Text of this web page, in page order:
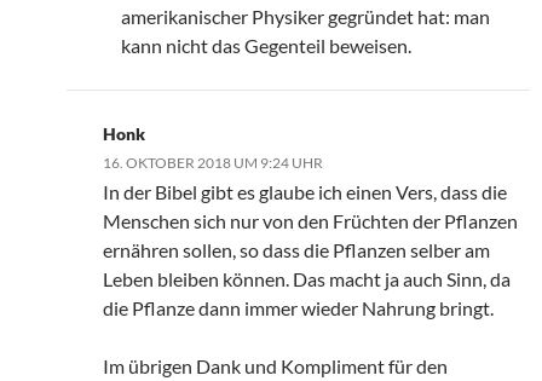
amerikanischer Physiker gegründet hat: man
kann nicht das Gegenteil beweisen.
Honk
16. OKTOBER 2018 UM 9:24 UHR
In der Bibel gibt es glaube ich einen Vers, dass die
Menschen sich nur von den Früchten der Pflanzen
ernähren sollen, so dass die Pflanzen selber am
Leben bleiben können. Das macht ja auch Sinn, da
die Pflanze dann immer wieder Nahrung bringt.
Im übrigen Dank und Kompliment für den